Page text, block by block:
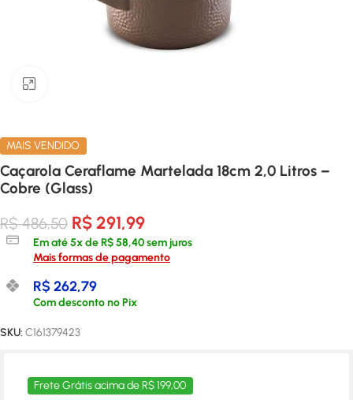
MAIS VENDIDO
Caçarola Ceraflame Martelada 18cm 2,0 Litros –
Cobre (Glass)
R$486,50 R$291,99
Em até5x deR$58,40sem juros
Mais formas de pagamento
R$262,79
Com desconto no Pix
SKU: C161379423
Frete Grátis acima de R$ 199,00